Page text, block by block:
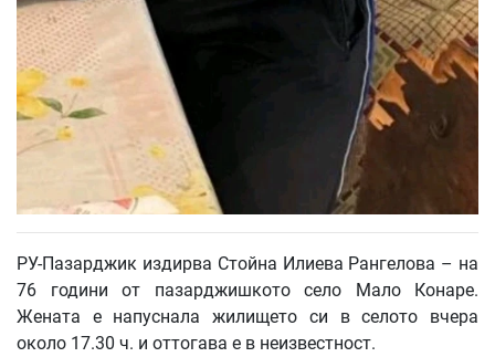
РУ-Пазарджик издирва Стойна Илиева Рангелова – на
76 години от пазарджишкото село Мало Конаре.
Жената е напуснала жилището си в селото вчера
около 17.30 ч. и оттогава е в неизвестност.